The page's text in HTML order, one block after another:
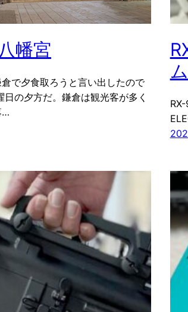
幡宮
で夕食取ろうと言い出したので
の夕方だ。鎌倉は観光客が多く
…